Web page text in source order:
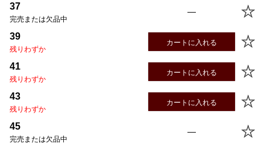
37(S)
62.5cm
45(USM)
47(USL)
37
完売または欠品中
—
39
残りわずか
カートに入れる
41
残りわずか
カートに入れる
43
残りわずか
カートに入れる
45
完売または欠品中
—